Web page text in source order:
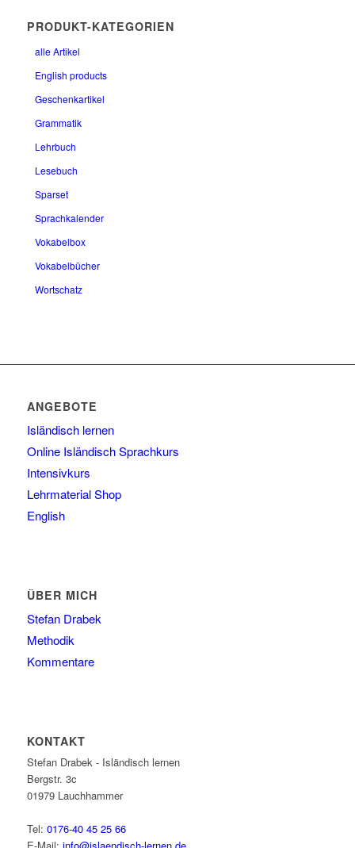
PRODUKT-KATEGORIEN
alle Artikel
English products
Geschenkartikel
Grammatik
Lehrbuch
Lesebuch
Sparset
Sprachkalender
Vokabelbox
Vokabelbücher
Wortschatz
ANGEBOTE
Isländisch lernen
Online Isländisch Sprachkurs
Intensivkurs
Lehrmaterial Shop
English
ÜBER MICH
Stefan Drabek
Methodik
Kommentare
KONTAKT
Stefan Drabek - Isländisch lernen
Bergstr. 3c
01979 Lauchhammer
Tel: 0176-40 45 25 66